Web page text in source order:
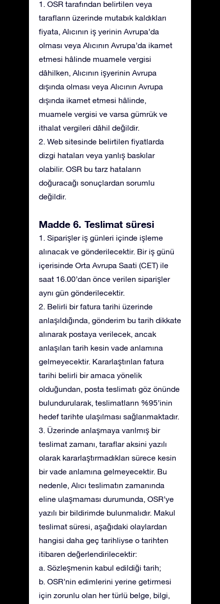
1. OSR tarafından belirtilen veya
tarafların üzerinde mutabık kaldıkları
fiyata, Alıcının iş yerinin Avrupa’da
olması veya Alıcının Avrupa’da ikamet
etmesi hâlinde muamele vergisi
dâhilken, Alıcının işyerinin Avrupa
dışında olması veya Alıcının Avrupa
dışında ikamet etmesi hâlinde,
muamele vergisi ve varsa gümrük ve
ithalat vergileri dâhil değildir.
2. Web sitesinde belirtilen fiyatlarda
dizgi hataları veya yanlış baskılar
olabilir. OSR bu tarz hataların
doğuracağı sonuçlardan sorumlu
değildir.
Madde 6. Teslimat süresi
1. Siparişler iş günleri içinde işleme
alınacak ve gönderilecektir. Bir iş günü
içerisinde Orta Avrupa Saati (CET) ile
saat 16.00’dan önce verilen siparişler
aynı gün gönderilecektir.
2. Belirli bir fatura tarihi üzerinde
anlaşıldığında, gönderim bu tarih dikkate
alınarak postaya verilecek, ancak
anlaşılan tarih kesin vade anlamına
gelmeyecektir. Kararlaştırılan fatura
tarihi belirli bir amaca yönelik
olduğundan, posta teslimatı göz önünde
bulundurularak, teslimatların %95’inin
hedef tarihte ulaşılması sağlanmaktadır.
3. Üzerinde anlaşmaya varılmış bir
teslimat zamanı, taraflar aksini yazılı
olarak kararlaştırmadıkları sürece kesin
bir vade anlamına gelmeyecektir. Bu
nedenle, Alıcı teslimatın zamanında
eline ulaşmaması durumunda, OSR’ye
yazılı bir bildirimde bulunmalıdır. Makul
teslimat süresi, aşağıdaki olaylardan
hangisi daha geç tarihliyse o tarihten
itibaren değerlendirilecektir:
a. Sözleşmenin kabul edildiği tarih;
b. OSR’nin edimlerini yerine getirmesi
için zorunlu olan her türlü belge, bilgi,